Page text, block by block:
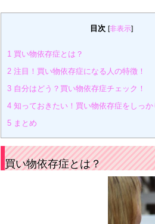
目次 [非表示]
1 買い物依存症とは？
2 注目！買い物依存症になる人の特徴！
3 自分はどう？買い物依存症チェック！
4 知っておきたい！買い物依存症をしっか
5 まとめ
買い物依存症とは？